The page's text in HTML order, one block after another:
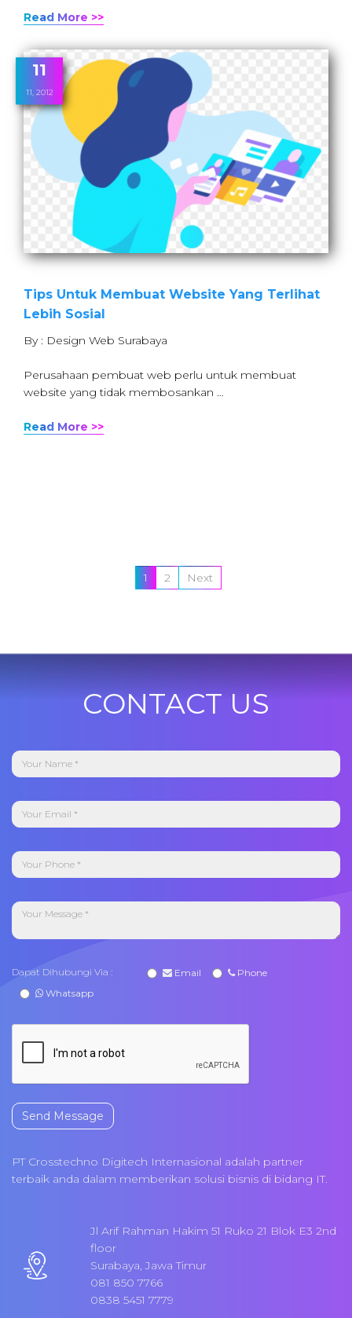
Read More >>
11
11, 2012
Tips Untuk Membuat Website Yang Terlihat
Lebih Sosial
By : Design Web Surabaya
Perusahaan pembuat web perlu untuk membuat
website yang tidak membosankan …
Read More >>
1 2 Next
CONTACT US
Dapat Dihubungi Via : Email
Phone
Whatsapp
Send Message
PT Crosstechno Digitech Internasional adalah partner
terbaik anda dalam memberikan solusi bisnis di bidang IT.
Jl Arif Rahman Hakim 51 Ruko 21 Blok E3 2nd
floor
Surabaya, Jawa Timur
081 850 7766
0838 5451 7779